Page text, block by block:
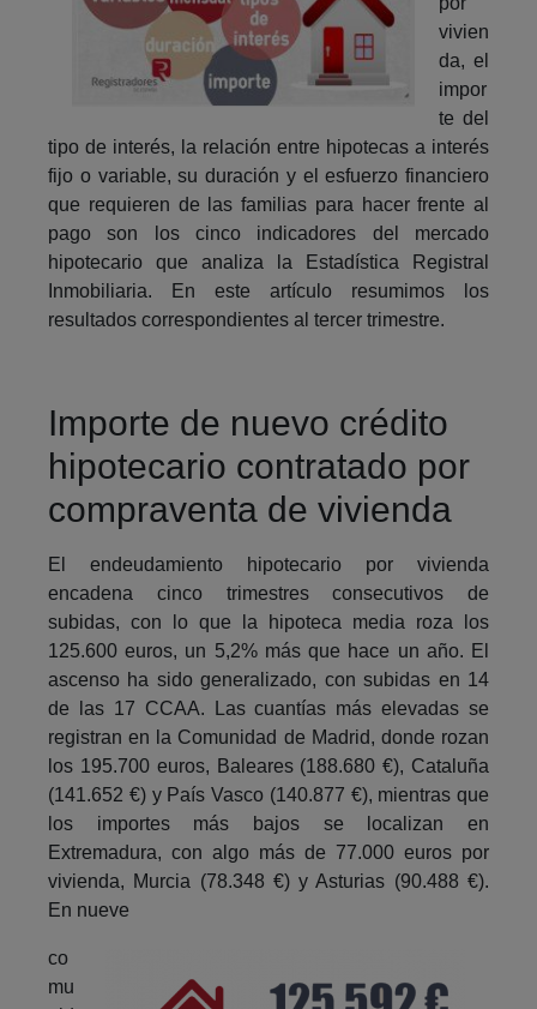
vivien
da, el
impor
te del
tipo de interés, la relación entre hipotecas a interés
fijo o variable, su duración y el esfuerzo financiero
que requieren de las familias para hacer frente al
pago son los cinco indicadores del mercado
hipotecario que analiza la Estadística Registral
Inmobiliaria. En este artículo resumimos los
resultados correspondientes al tercer trimestre.
Importe de nuevo crédito
hipotecario contratado por
compraventa de vivienda
El endeudamiento hipotecario por vivienda
encadena cinco trimestres consecutivos de
subidas, con lo que la hipoteca media roza los
125.600 euros, un 5,2% más que hace un año. El
ascenso ha sido generalizado, con subidas en 14
de las 17 CCAA. Las cuantías más elevadas se
registran en la Comunidad de Madrid, donde rozan
los 195.700 euros, Baleares (188.680 €), Cataluña
(141.652 €) y País Vasco (140.877 €), mientras que
los importes más bajos se localizan en
Extremadura, con algo más de 77.000 euros por
vivienda, Murcia (78.348 €) y Asturias (90.488 €).
En nueve
co
mu